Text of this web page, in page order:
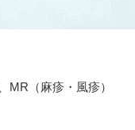
MR（麻疹・風疹）